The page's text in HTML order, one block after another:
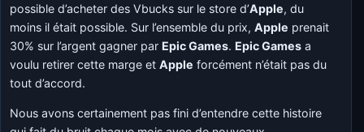
possible d’acheter des Vbucks sur le store d’Apple, du
moins il était possible. Sur l’ensemble du prix,Apple prenait
30% sur l’argent gagner par Epic Games. Epic Games a
voulu retirer cette marge etApple forcément n’était pas du
tout d’accord.
Nous avons certainement pas fini d’entendre cette histoire